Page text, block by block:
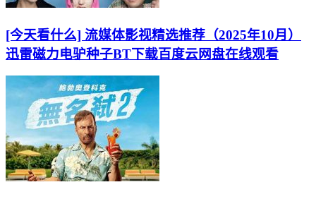
[今天看什么] 流媒体影视精选推荐（2025年10月）
迅雷磁力电驴种子BT下载百度云网盘在线观看